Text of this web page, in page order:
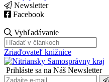
Newsletter
Facebook
Vyhľadávanie
Zriaďovateľ knižnice
Prihláste sa na Náš Newsletter